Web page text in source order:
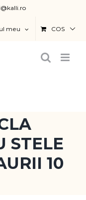
meu COS
STELE
10